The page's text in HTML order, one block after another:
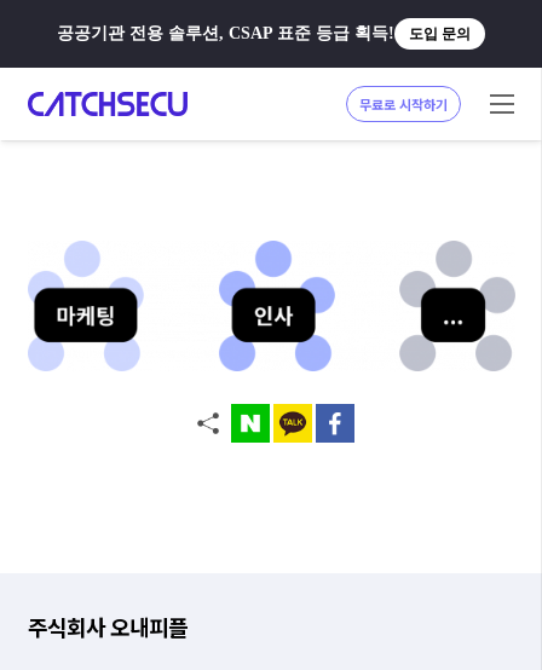
공공기관 전용 솔루션, CSAP 표준 등급 획득! 도입 문의
무료로 시작하기
주식회사 오내피플